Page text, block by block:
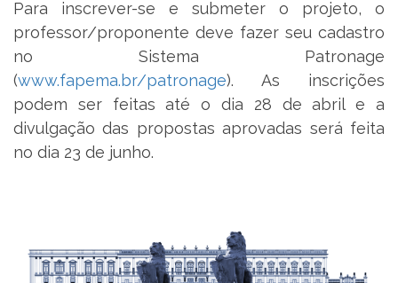
Para inscrever-se e submeter o projeto, o
professor/proponente deve fazer seu cadastro
no Sistema Patronage
(www.fapema.br/patronage). As inscrições
podem ser feitas até o dia 28 de abril e a
divulgação das propostas aprovadas será feita
no dia 23 de junho.